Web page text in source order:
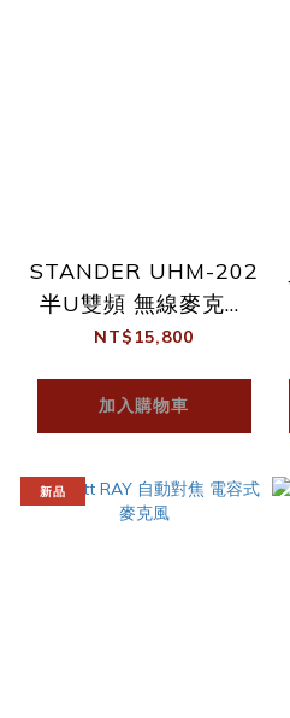
STANDER UHM-202
半U雙頻 無線麥克風
組 (無線麥克風*2+接
NT$15,800
加入購物車
新品